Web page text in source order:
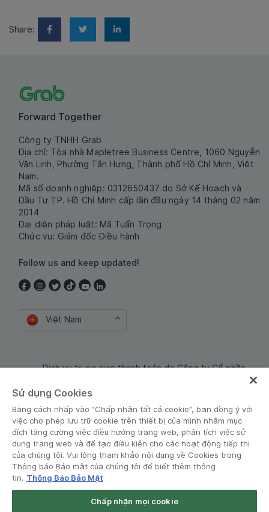
Share:
Forward Together
Công ty TNHH Grab
Địa chỉ: Tòa nhà Mapletree Business Centre, 1060 Nguyễn
Văn Linh, Phường Tân Hưng, Thành phố Hồ Chí Minh, Việt
Nam.
Mã số doanh nghiệp: 0312650437 do Sở Kế Hoạch và
Đầu Tư TP. Hồ Chí Minh cấp lần đầu ngày 14 tháng 02 năm
2014
Đại diện pháp luật: Mã Tuấn Trọng
Chức vụ: Giám đốc Điều hành
Follow us and keep updated!
Việt Nam
Dịch vụ trung gian thanh toán do Công ty Cổ phần
Sử dụng Cookies
Bằng cách nhấp vào “Chấp nhận tất cả cookie”, bạn đồng ý với
việc cho phép lưu trữ cookie trên thiết bị của mình nhằm mục
đích tăng cường việc điều hướng trang web, phân tích việc sử
dụng trang web và để tạo điều kiện cho các hoạt động tiếp thị
của chúng tôi. Vui lòng tham khảo nội dung về Cookies trong
Thông báo Bảo mật của chúng tôi để biết thêm thông
tin. Thông Báo Bảo Mật
Chấp nhận mọi cookie